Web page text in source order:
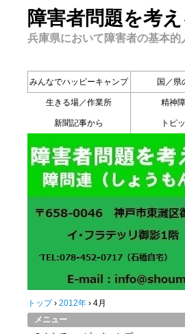
障害者問題を考
兵庫県において障害者の基本
みんなでハッピーキャンプ 国／県
生きる場／作業所 精神
新聞記事から トピ
トップ› 2012年 › 4月
メニュー